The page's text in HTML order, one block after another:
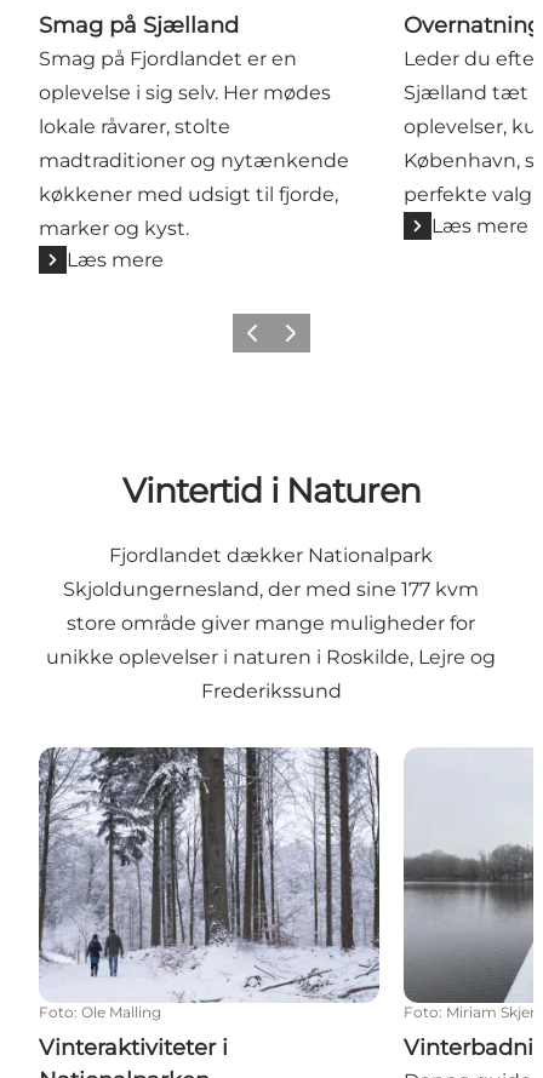
Smag på Sjælland
Smag på Fjordlandet er en
oplevelse i sig selv. Her mødes
lokale råvarer, stolte
madtraditioner og nytænkende
køkkener med udsigt til fjorde,
marker og kyst.
Læs mere
Leder du
Sjælland tæt
oplevelser,
København,
perfekte valg.
Læs mere
Forrige billede
Næste billede
Vintertid i Naturen
Fjordlandet dækker Nationalpark
Skjoldungernesland, der med sine 177 kvm
store område giver mange muligheder for
unikke oplevelser i naturen i Roskilde, Lejre og
Frederikssund
Vinteraktiviteter i Nationalparken
Foto: Ole Malling
Vinteraktiviteter i
Foto: Miriam